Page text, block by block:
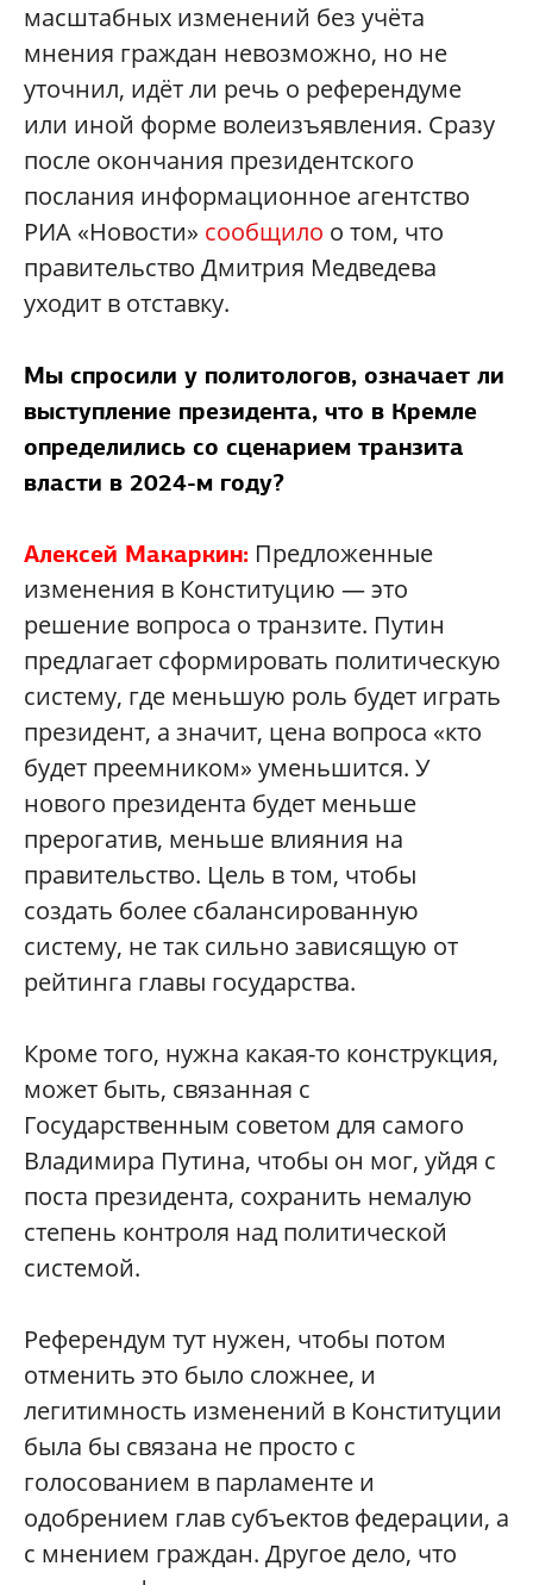
масштабных изменений без учёта
мнения граждан невозможно, но не
уточнил, идёт ли речь о референдуме
или иной форме волеизъявления. Сразу
после окончания президентского
послания информационное агентство
РИА «Новости» сообщило о том, что
правительство Дмитрия Медведева
уходит в отставку.
Мы спросили у политологов, означает ли
выступление президента, что в Кремле
определились со сценарием транзита
власти в 2024-м году?
Алексей Макаркин: Предложенные
изменения в Конституцию — это
решение вопроса о транзите. Путин
предлагает сформировать политическую
систему, где меньшую роль будет играть
президент, а значит, цена вопроса «кто
будет преемником» уменьшится. У
нового президента будет меньше
прерогатив, меньше влияния на
правительство. Цель в том, чтобы
создать более сбалансированную
систему, не так сильно зависящую от
рейтинга главы государства.
Кроме того, нужна какая-то конструкция,
может быть, связанная с
Государственным советом для самого
Владимира Путина, чтобы он мог, уйдя с
поста президента, сохранить немалую
степень контроля над политической
системой.
Референдум тут нужен, чтобы потом
отменить это было сложнее, и
легитимность изменений в Конституции
была бы связана не просто с
голосованием в парламенте и
одобрением глав субъектов федерации, а
с мнением граждан. Другое дело, что